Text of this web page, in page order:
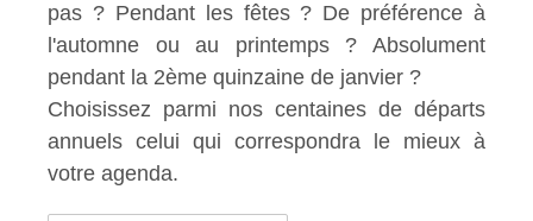
pas ? Pendant les fêtes ? De préférence à
l'automne ou au printemps ? Absolument
pendant la 2ème quinzaine de janvier ?
Choisissez parmi nos centaines de départs
annuels celui qui correspondra le mieux à
votre agenda.